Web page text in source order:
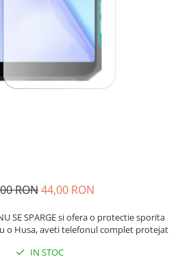
RON44,00 RON
SE SPARGE si ofera o protectie sporita
o Husa, aveti telefonul complet protejat
IN STOC